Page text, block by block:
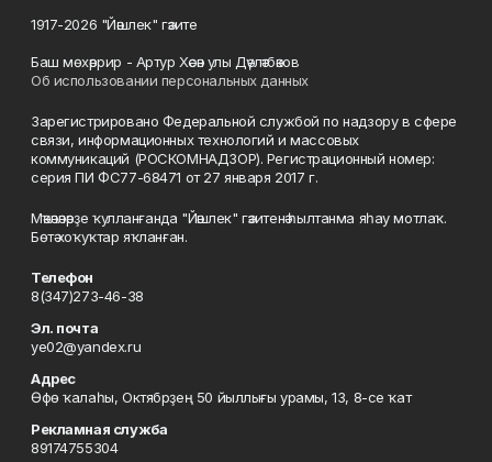
1917-2026 "Йәшлек" гәзите
Баш мөхәррир - Артур Хәсән улы Дәүләтбәков
Об использовании персональных данных
Зарегистрировано Федеральной службой по надзору в сфере
связи, информационных технологий и массовых
коммуникаций (РОСКОМНАДЗОР). Регистрационный номер:
серия ПИ ФС77-68471 от 27 января 2017 г.
Мәҡәләләрҙе ҡулланғанда "Йәшлек" гәзитенә һылтанма яһау мотлаҡ.
Бөтә хоҡуҡтар яҡланған.
Телефон
8(347)273-46-38
Эл. почта
ye02@yandex.ru
Адрес
Өфө ҡалаһы, Октябрҙең 50 йыллығы урамы, 13, 8-се ҡат
Рекламная служба
89174755304